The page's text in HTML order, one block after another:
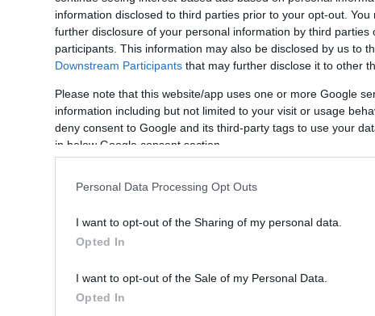
information disclosed to third parties prior to your opt-out.
further disclosure of your personal information by third parties
participants. This information may also be disclosed by us to
Downstream Participants that may further disclose it to other
Please note that this website/app uses one or more Google
information including but not limited to your visit or usage
deny consent to Google and its third-party tags to use your
in below Google consent section.
Personal Data Processing Opt Outs
I want to opt-out of the Sharing of my personal data.
Opted In
I want to opt-out of the Sale of my Personal Data.
Opted In
για κουβέντα, ούτε ότι όλοι πρέπει να γίνουμε
κλειστή, πιο ελεγχόμενη εκδοχή της κοινωνικής ζωής.
με έναν άγνωστο είναι η ίδια η πρόθεση να γίνει. Το
έδαφος για επικοινωνία.
μέσα σε ασφαλείς, προβλέψιμες «φούσκες», αυτή η
στις 10.05.2026